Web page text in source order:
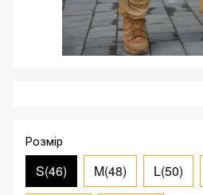
Розмір
S(46) M(48) L(50)